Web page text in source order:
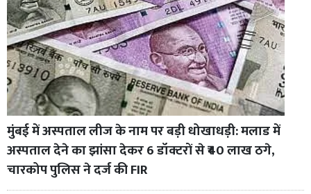
मुंबई में अस्पताल लीज के नाम पर बड़ी धोखाधड़ी: मलाड में
अस्पताल देने का झांसा देकर 6 डॉक्टरों से ₹40 लाख ठगे,
चारकोप पुलिस ने दर्ज की FIR